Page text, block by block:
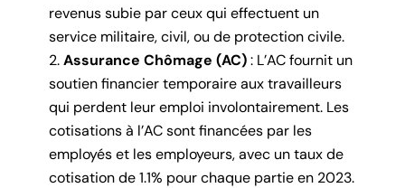
revenus subie par ceux qui effectuent un
service militaire, civil, ou de protection civile.
Assurance Chômage (AC): L’AC fournit un
soutien financier temporaire aux travailleurs
qui perdent leur emploi involontairement. Les
cotisations à l’AC sont financées par les
employés et les employeurs, avec un taux de
cotisation de 1.1% pour chaque partie en 2023.